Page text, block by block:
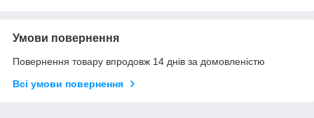
Умови повернення
Повернення товару впродовж 14 днів за домовленістю
Всі умови повернення